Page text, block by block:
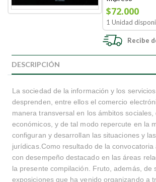
$72.000
1 Unidad
Recibe
DESCRIPCIÓN
La sociedad de la información y los
desprenden, entre ellos el comercio
manera transversal en los ámbitos sociales,
económicos, y de tal modo repercute en la
configuran y desarrollan las situaciones y
jurídicas.Como resultado de la convocatoria
con desempeño destacado en las áreas
la presente compilación. Fruto, además, de
exposiciones que ha venido organizando a